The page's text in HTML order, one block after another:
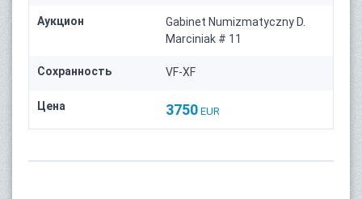
Аукцион
Gabinet Numizmatyczny D.
Marciniak # 11
Сохранность VF-XF
Цена 3750 EUR